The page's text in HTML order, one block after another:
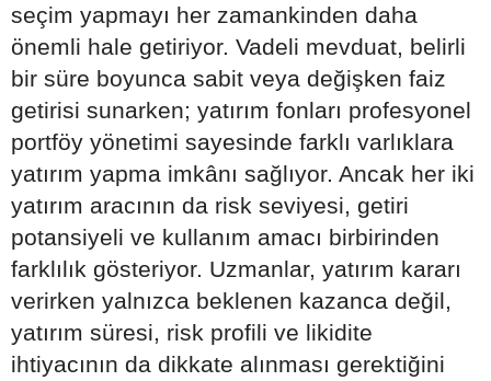
seçim yapmayı her zamankinden daha
önemli hale getiriyor. Vadeli mevduat, belirli
bir süre boyunca sabit veya değişken faiz
getirisi sunarken; yatırım fonları profesyonel
portföy yönetimi sayesinde farklı varlıklara
yatırım yapma imkânı sağlıyor. Ancak her iki
yatırım aracının da risk seviyesi, getiri
potansiyeli ve kullanım amacı birbirinden
farklılık gösteriyor. Uzmanlar, yatırım kararı
verirken yalnızca beklenen kazanca değil,
yatırım süresi, risk profili ve likidite
ihtiyacının da dikkate alınması gerektiğini